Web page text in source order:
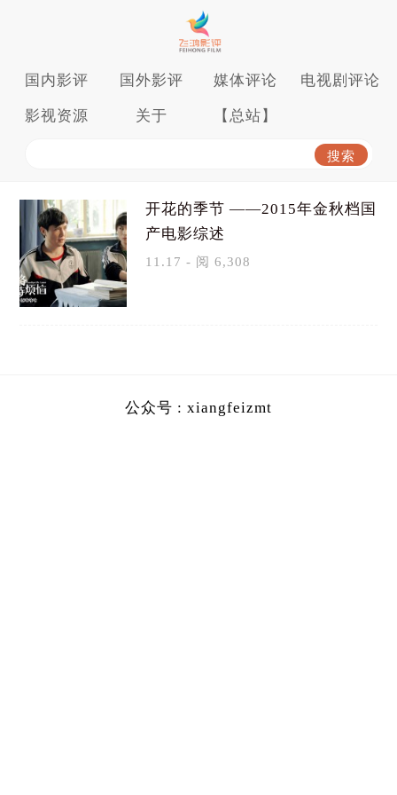
国内影评 国外影评 媒体评论 电视剧评论
影视资源 关于 【总站】
开花的季节 ——2015年金秋档国
产电影综述
11.17 - 阅 6,308
公众号 : xiangfeizmt